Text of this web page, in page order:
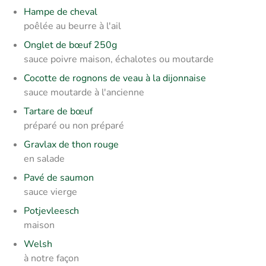
Hampe de cheval
poêlée au beurre à l'ail
Onglet de bœuf 250g
sauce poivre maison, échalotes ou moutarde
Cocotte de rognons de veau à la dijonnaise
sauce moutarde à l'ancienne
Tartare de bœuf
préparé ou non préparé
Gravlax de thon rouge
en salade
Pavé de saumon
sauce vierge
Potjevleesch
maison
Welsh
à notre façon